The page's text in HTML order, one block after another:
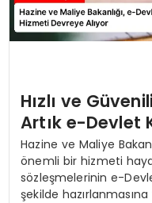
Hızlı ve
Artık e-Devlet
Hazine ve Maliye
önemli bir hizmeti
sözleşmelerinin e-
şekilde